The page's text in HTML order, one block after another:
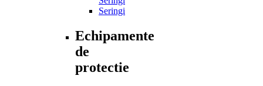
Seringi
Echipamente
de
protectie